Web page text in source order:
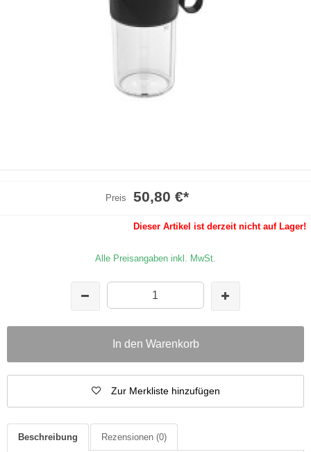
Preis 50,80 €*
Dieser Artikel ist derzeit nicht auf Lager!
Alle Preisangaben inkl. MwSt.
In den Warenkorb
Zur Merkliste hinzufügen
Beschreibung Rezensionen (0)